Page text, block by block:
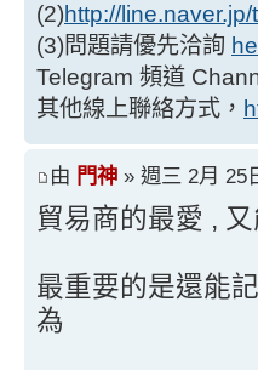
(2)http://
(3)問題請優先洽詢
Telegram 頻道
其他線上聯絡方式，
由 門神 » 週三 2月 25
貿易商的最愛 ,
最重要的是還能
為